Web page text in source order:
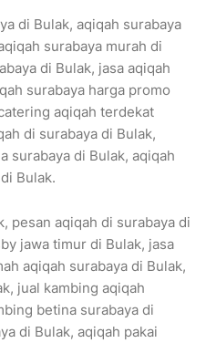
di Bulak, aqiqah surabaya
surabaya murah di
di Bulak, jasa aqiqah
surabaya harga promo
aqiqah terdekat
di surabaya di Bulak,
surabaya di Bulak, aqiqah
Bulak.
pesan aqiqah di surabaya di
jawa timur di Bulak, jasa
aqiqah surabaya di Bulak,
jual kambing aqiqah
betina surabaya di
di Bulak, aqiqah pakai